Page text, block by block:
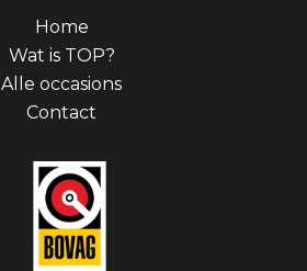
Home
Wat is TOP?
Alle occasions
Contact